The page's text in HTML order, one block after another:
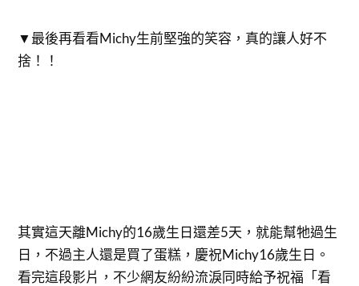
▼最後再看看Michy生前堅強的笑容，真的讓人好不
捨！！
其實這天離Michy的16歲生日還差5天，就能幫牠過生
日，不過主人還是買了蛋糕，慶祝Michy16歲生日。
看完這段影片，不少網友紛紛流淚同時給予祝福「看